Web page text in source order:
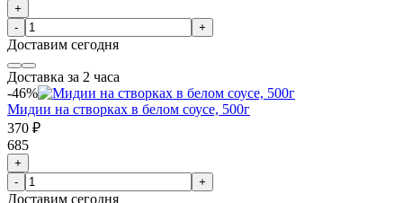
+
-
+
Доставим сегодня
Доставка за 2 часа
-46%
Мидии на створках в белом соусе, 500г
370 ₽
685
+
-
+
Доставим сегодня